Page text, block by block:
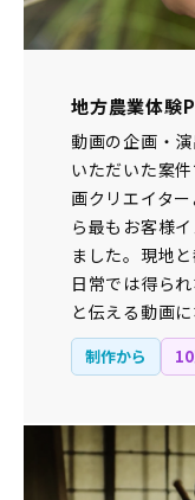
地方農業体験
動画の企画・
いただいた案
画クリエイタ
ら最もお客様
ました。現地
日常では得ら
と伝える動画に
制作から